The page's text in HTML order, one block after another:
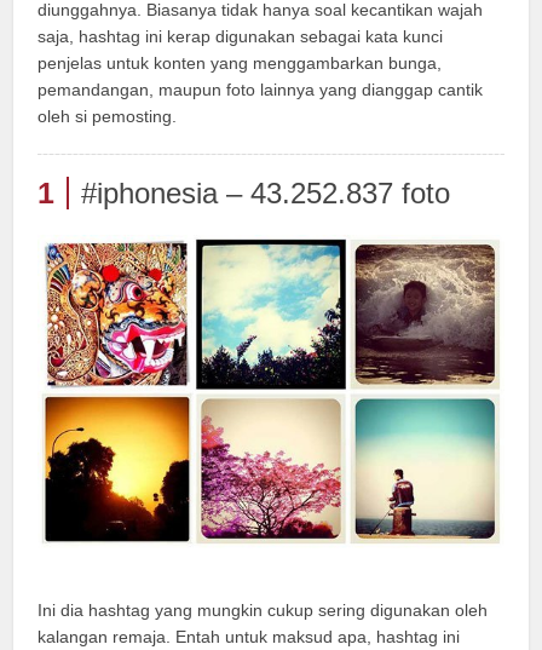
diunggahnya. Biasanya tidak hanya soal kecantikan wajah
saja, hashtag ini kerap digunakan sebagai kata kunci
penjelas untuk konten yang menggambarkan bunga,
pemandangan, maupun foto lainnya yang dianggap cantik
oleh si pemosting.
1 #iphonesia – 43.252.837 foto
Ini dia hashtag yang mungkin cukup sering digunakan oleh
kalangan remaja. Entah untuk maksud apa, hashtag ini